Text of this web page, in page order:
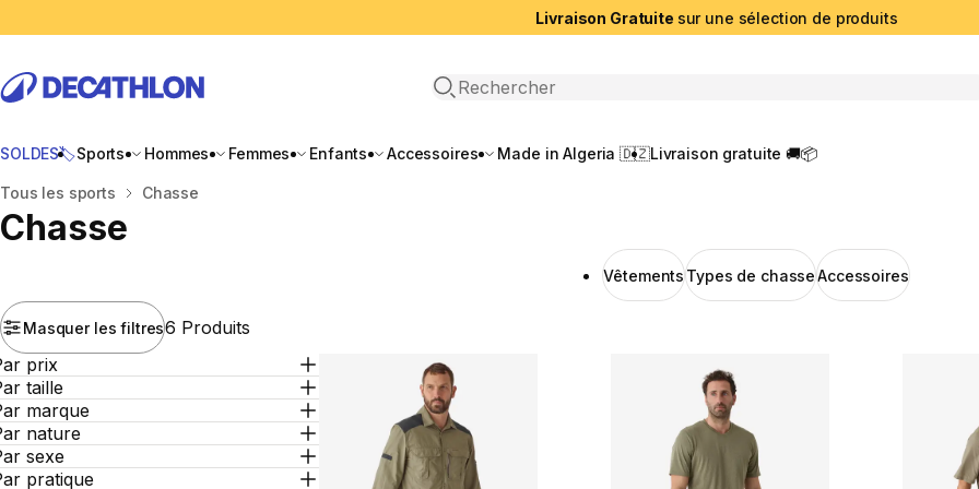
Livraison Gratuite sur une sélection de produits
Recherche ouverte
SOLDES🏷️Sports Hommes Femmes Enfants Accessoires Made in Algeria 🇩🇿Livraison gratuite 🚚📦
Accueil
Tous les sports Chasse
Chasse
Vêtements Types de chasseAccessoires
Masquer les filtres6 Produits
prix
taille
marque
nature
sexe
pratique